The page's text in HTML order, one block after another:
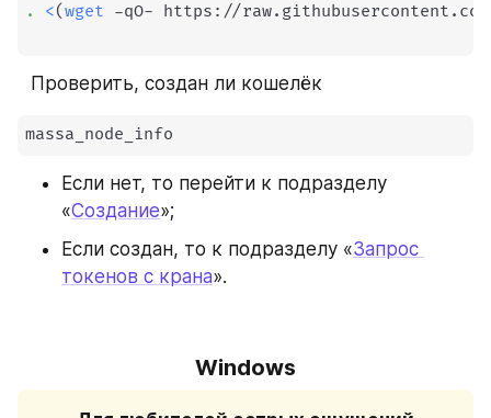
. <(wget -qO- https://
⠀Проверить, создан ли кошелёк
massa_node_info
Если нет, то перейти к подразделу
«Создание»;
Если создан, то к подразделу «Запрос
токенов с крана».
Windows